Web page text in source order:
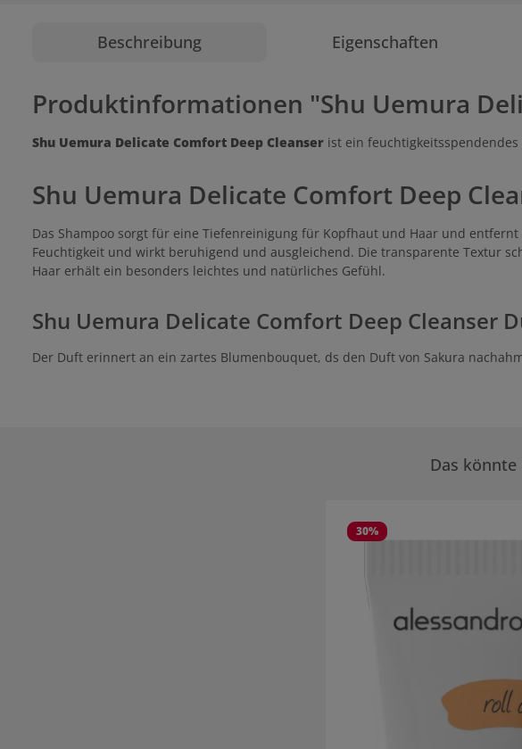
Beschreibung Eigenschaften
Produktinformationen "Shu Uemura
Shu Uemura Delicate Comfort Deep Cleanser ist ein
Shu Uemura Delicate Comfort Deep
Das Shampoo sorgt für eine Tiefenreinigung für Kopfhaut und Haar und
Feuchtigkeit und wirkt beruhigend und ausgleichend. Die transparente Textur
Haar erhält ein besonders leichtes und natürliches Gefühl.
Shu Uemura Delicate Comfort Deep Cleanser
Der Duft erinnert an ein zartes Blumenbouquet, ds den Duft von Sakura
Das
30%